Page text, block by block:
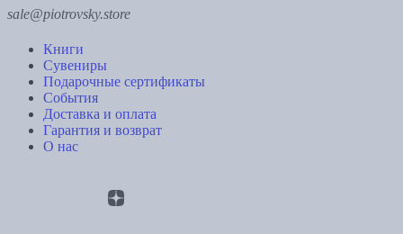
sale@piotrovsky.store
Книги
Сувениры
Подарочные сертификаты
События
Доставка и оплата
Гарантия и возврат
О нас